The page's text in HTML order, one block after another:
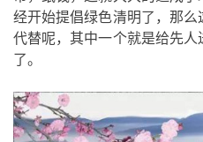
经开始提倡绿色清明了，那
代替呢，其中一个就是给先
了。